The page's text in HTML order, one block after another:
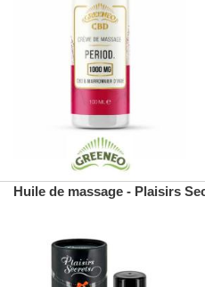
Huile de massage - Plaisirs